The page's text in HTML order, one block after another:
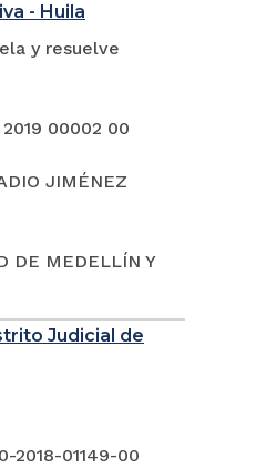
- Huila
y resuelve
2019 00002 00
JIMÉNEZ
DE MEDELLÍN Y
Judicial de
2018-01149-00